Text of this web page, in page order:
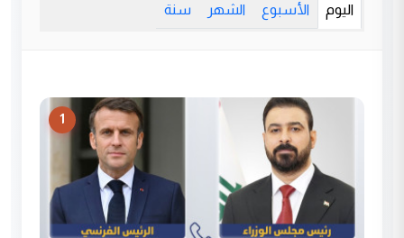
اليوم الأسبوع الشهر سنة
1